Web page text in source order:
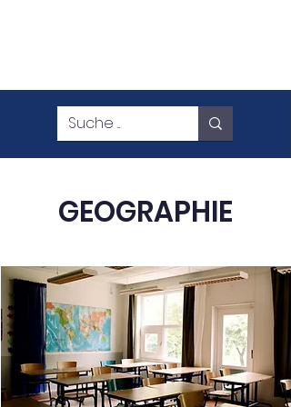
GEOGRAPHIE